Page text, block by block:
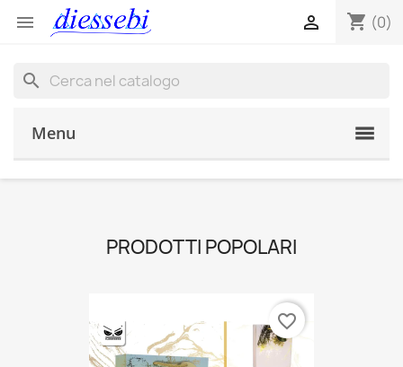
 shopping_cart (0)

search
Menu
PRODOTTI POPOLARI
favorite_border